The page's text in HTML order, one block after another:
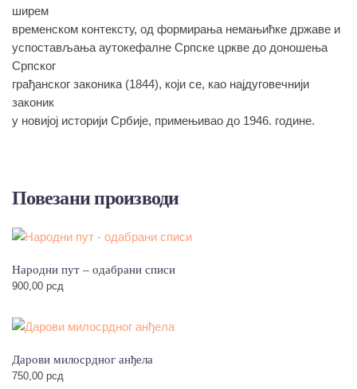
ширем
временском контексту, од формирања немањићке државе и
успостављања аутокефалне Српске цркве до доношења
Српског
грађанског законика (1844), који се, као најдуговечнији
законик
у новијој историји Србије, примењивао до 1946. године.
Повезани производи
Народни пут – одабрани списи
900,00 рсд
Дарови милосрдног анђела
750,00 рсд